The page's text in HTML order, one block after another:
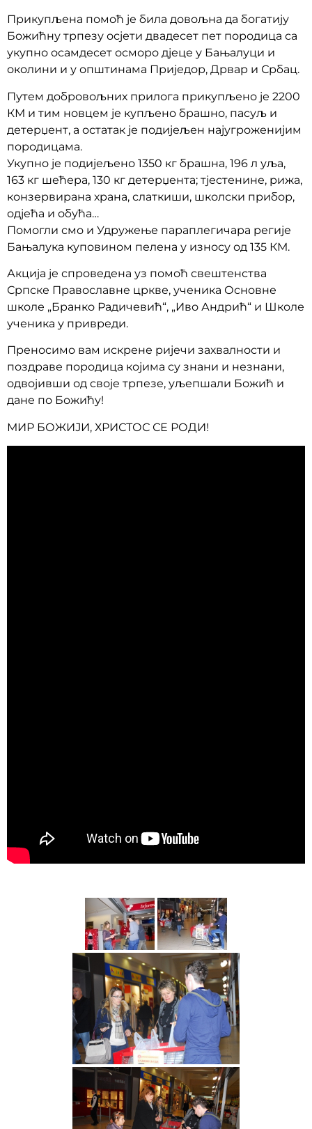
Прикупљена помоћ је била довољна да богатију
Божићну трпезу осјети двадесет пет породица са
укупно осамдесет осморо дјеце у Бањалуци и
околини и у општинама Приједор, Дрвар и Србац.
Путем добровољних прилога прикупљено је 2200
КМ и тим новцем је купљено брашно, пасуљ и
детерџент, а остатак је подијељен најугроженијим
породицама.
Укупно је подијељено 1350 кг брашна, 196 л уља,
163 кг шећера, 130 кг детерџента; тјестенине, рижа,
конзервирана храна, слаткиши, школски прибор,
одјећа и обућа…
Помогли смо и Удружење параплегичара регије
Бањалука куповином пелена у износу од 135 КМ.
Акција је спроведена уз помоћ свештенства
Српске Православне цркве, ученика Основне
школе „Бранко Радичевић“, „Иво Андрић“ и Школе
ученика у привреди.
Преносимо вам искрене ријечи захвалности и
поздраве породица којима су знани и незнани,
одвојивши од своје трпезе, уљепшали Божић и
дане по Божићу!
МИР БОЖИЈИ, ХРИСТОС СЕ РОДИ!